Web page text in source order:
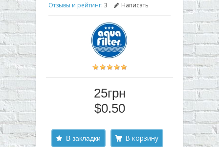
Отзывы и рейтинг: 3 Написать
25грн
$0.50
В закладки